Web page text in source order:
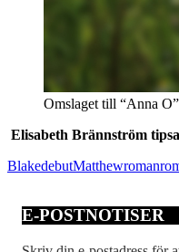
Omslaget till “Anna
Elisabeth Brännström
BlakedebutMatthewroman
E-POSTNOTISER